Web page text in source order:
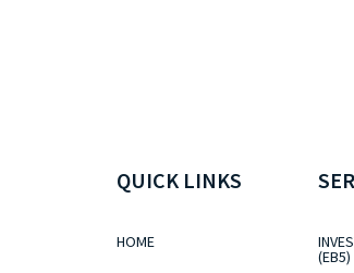
QUICK LINKS
HOME
(EB5)